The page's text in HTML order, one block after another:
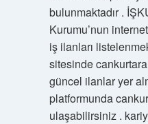
bulunmaktadır .
Kurumu’nun
iş ilanları
sitesinde
güncel ilanlar yer
platformunda
ulaşabilirsiniz .